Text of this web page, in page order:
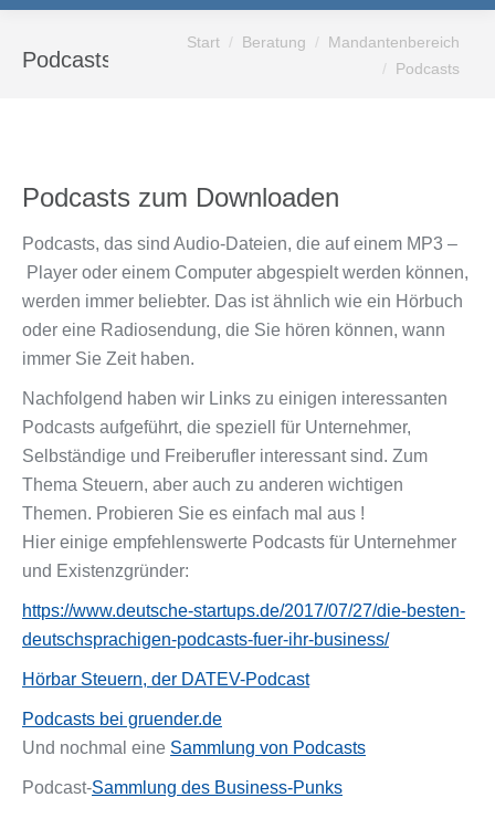
Podcasts
Sie befinden sich hier:
Start Beratung
Mandantenbereich
Podcasts
Podcasts zum Downloaden
Podcasts, das sind Audio-Dateien, die auf einem MP3 –
Player oder einem Computer abgespielt werden können,
werden immer beliebter. Das ist ähnlich wie ein Hörbuch
oder eine Radiosendung, die Sie hören können, wann
immer Sie Zeit haben.
Nachfolgend haben wir Links zu einigen interessanten
Podcasts aufgeführt, die speziell für Unternehmer,
Selbständige und Freiberufler interessant sind. Zum
Thema Steuern, aber auch zu anderen wichtigen
Themen. Probieren Sie es einfach mal aus !
Hier einige empfehlenswerte Podcasts für Unternehmer
und Existenzgründer:
https://www.deutsche-startups.de/2017/07/27/die-besten-
deutschsprachigen-podcasts-fuer-ihr-business/
Hörbar Steuern, der DATEV-Podcast
Podcasts bei gruender.de
Und nochmal eine Sammlung von Podcasts
Podcast-Sammlung des Business-Punks